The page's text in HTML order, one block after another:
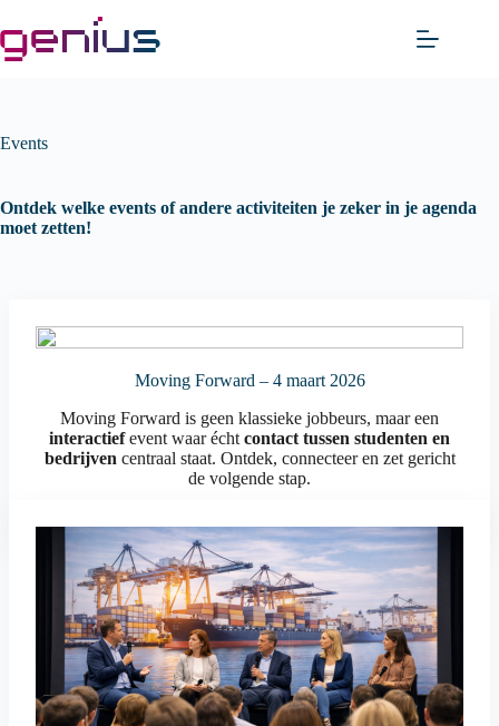
to
content
Events
Ontdek welke events of andere activiteiten je zeker in je agenda
moet zetten!
Moving Forward – 4 maart 2026
Moving Forward is geen klassieke jobbeurs, maar een
interactiefevent waar écht contact tussen studenten en
bedrijven centraal staat. Ontdek, connecteer en zet gericht
de volgende stap.